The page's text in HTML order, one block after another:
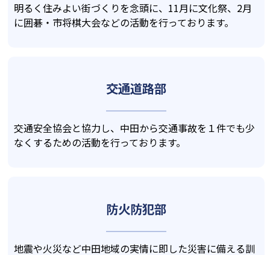
明るく住みよい街づくりを念頭に、11月に文化祭、2月
に囲碁・市将棋大会などの活動を行っております。
交通道路部
交通安全協会と協力し、中田から交通事故を１件でも少
なくするための活動を行っております。
防火防犯部
地震や火災など中田地域の実情に即した災害に備える訓